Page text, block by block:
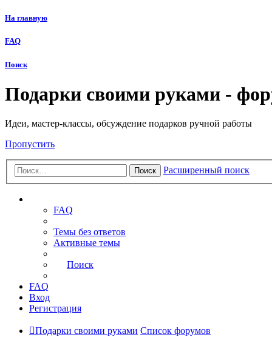
На главную
FAQ
Поиск
Подарки своими руками -
Идеи, мастер-классы, обсуждение подарков ручной работы
Пропустить
Поиск Расширенный поиск
FAQ
Темы без ответов
Активные темы
Поиск
FAQ
Вход
Регистрация
Подарки своими руками Список форумов